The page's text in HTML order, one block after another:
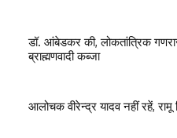
डॉ. आंबेडकर की, लोकतांत्रिक
ब्राह्मणवादी कब्जा
आलोचक वीरेन्द्र यादव नहीं रहें, रामू